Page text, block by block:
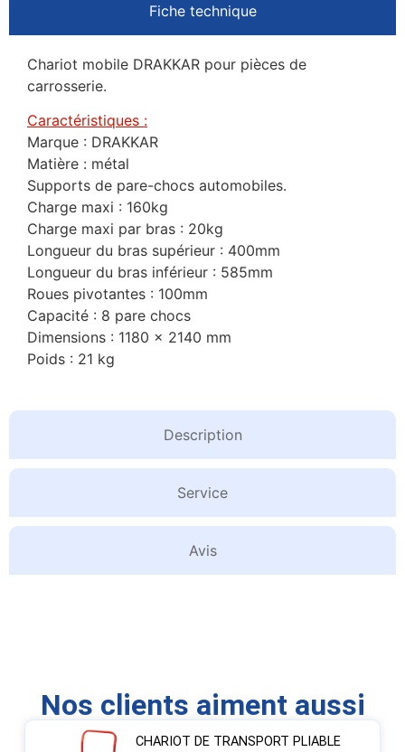
Fiche technique
Description
Service
Avis
Chariot mobile DRAKKAR pour pièces de
carrosserie.
Caractéristiques :
Marque : DRAKKAR
Matière : métal
Supports de pare-chocs automobiles.
Charge maxi : 160kg
Charge maxi par bras : 20kg
Longueur du bras supérieur : 400mm
Longueur du bras inférieur : 585mm
Roues pivotantes : 100mm
Capacité : 8 pare chocs
Dimensions : 1180 x 2140 mm
Poids : 21 kg
Nos clients aiment aussi
CHARIOT DE TRANSPORT PLIABLE